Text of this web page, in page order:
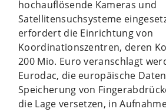
hochauflösende Kameras und
Satellitensuchsysteme
erfordert die Einrichtung von
Koordinationszentren, deren
200 Mio. Euro veranschlagt
Eurodac, die europäische
Speicherung von
die Lage versetzen, in